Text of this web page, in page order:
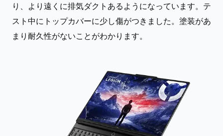
り、より遠くに排気ダクトあるようになっています。テ
スト中にトップカバーに少し傷がつきました。塗装があ
まり耐久性がないことがわかります。